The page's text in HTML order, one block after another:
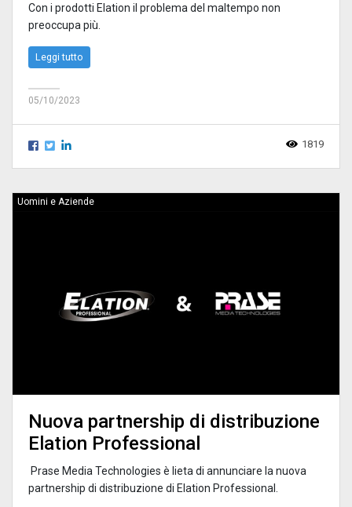
Con i prodotti Elation il problema del maltempo non
preoccupa più.
Leggi tutto
05/10/2023
1819
Uomini e Aziende
Nuova partnership di distribuzione
Elation Professional
Prase Media Technologies è lieta di annunciare la nuova
partnership di distribuzione di Elation Professional.